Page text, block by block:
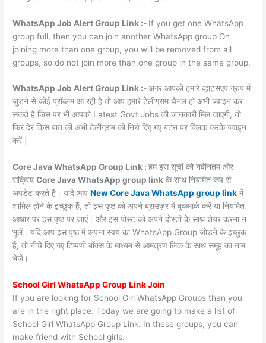
WhatsApp Job Alert Group Link :- If you get one WhatsApp
group full, then you can join another WhatsApp group On
joining more than one group, you will be removed from all
groups, so do not join more than one group in the same group.
WhatsApp Job Alert Group Link :-अगर आपको हमारे व्हाट्सएप ग्रुप में
जुड़ने से कोई प्रॉब्लम आ रही है तो आप हमारे टेलीग्राम चैनल हो अभी ज्वाइन कर
सकते हैं जिस पर भी आपको Latest Govt Jobs की जानकारी मिल जाएगी, तो
फिर देर किस बात की अभी टेलीग्राम को निचे दिए गए बटन पर क्लिक करके ज्वाइन
करें |
Core Java WhatsApp Group Link :हम इस सूची को नवीनतम और
सक्रियCore Java WhatsApp group link के साथ नियमित रूप से
अपडेट करते हैं। यदि आपNew Core Java WhatsApp group link में
शामिल होने के इच्छुक हैं, तो इस पृष्ठ को अपने ब्राउज़र में बुकमार्क करें या नियमित
आधार पर इस पृष्ठ पर जाएं। और इस पोस्ट को अपने दोस्तों के साथ शेयर करना न
भूलें। यदि आप इस पृष्ठ में अपना स्वयं का WhatsApp Group जोड़ने के इच्छुक
हैं, तो नीचे दिए गए टिप्पणी बॉक्स के माध्यम से आमंत्रण लिंक के साथ समूह का नाम
भेजें।
School Girl WhatsApp Group Link Join
If you are looking for School Girl WhatsApp Groups than you
are in the right place. Today we are going to make a list of
School Girl WhatsApp Group Link. In these groups, you can
make friend with School girls.